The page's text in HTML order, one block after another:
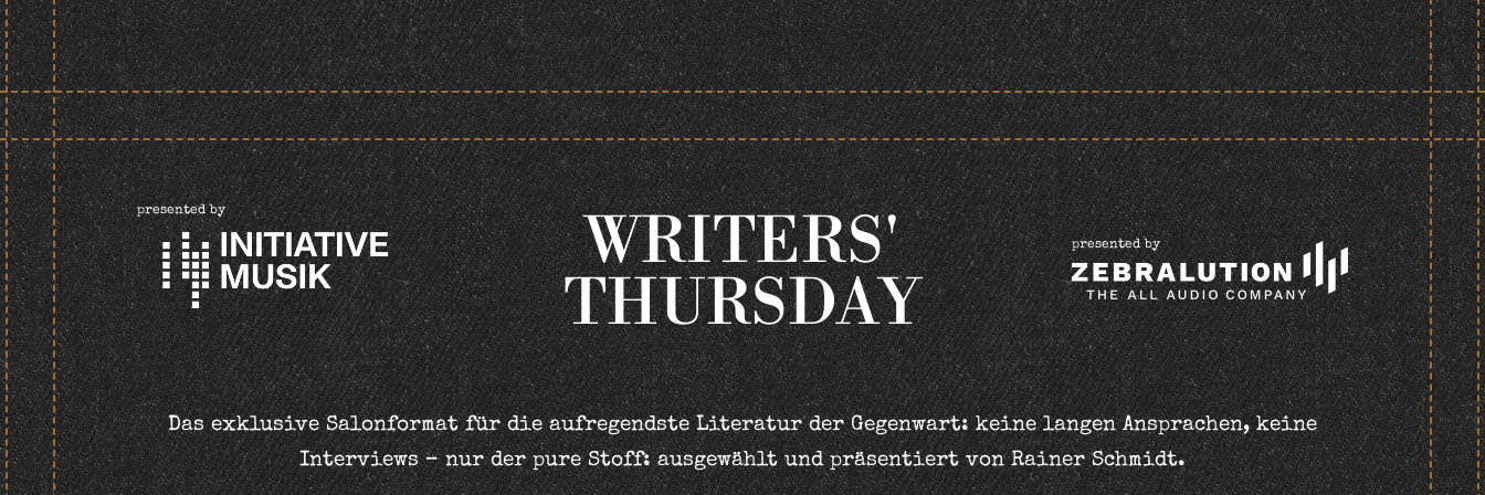
presented by
WRITERS'
THURSDAY
presented by
Das exklusive Salonformat für die aufregendste Literatur der Gegenwart: keine langen Ansprachen, keine
Interviews – nur der pure Stoff: ausgewählt und präsentiert von Rainer Schmidt.